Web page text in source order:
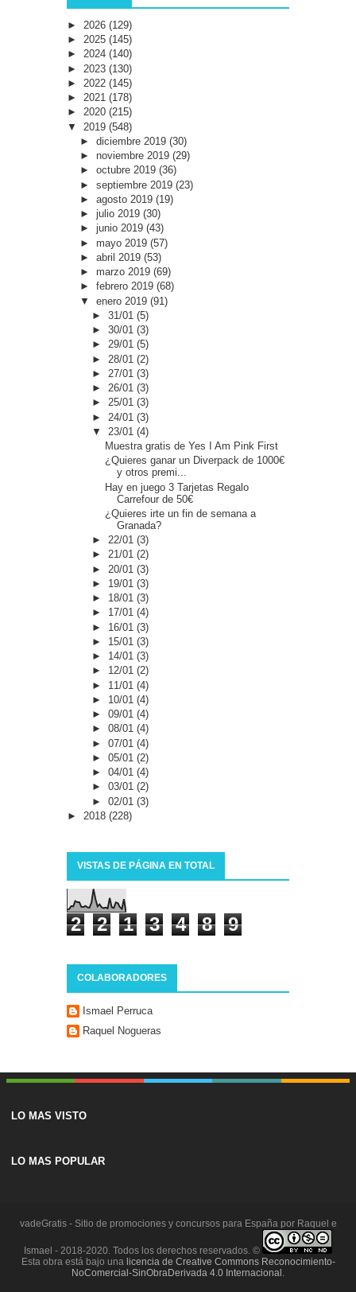
► 2026 (129)
► 2025 (145)
► 2024 (140)
► 2023 (130)
► 2022 (145)
► 2021 (178)
► 2020 (215)
▼ 2019 (548)
► diciembre 2019 (30)
► noviembre 2019 (29)
► octubre 2019 (36)
► septiembre 2019 (23)
► agosto 2019 (19)
► julio 2019 (30)
► junio 2019 (43)
► mayo 2019 (57)
► abril 2019 (53)
► marzo 2019 (69)
► febrero 2019 (68)
▼ enero 2019 (91)
►31/01(5)
►30/01(3)
►29/01(5)
► 28/01(2)
► 27/01(3)
►26/01(3)
►25/01(3)
► 24/01(3)
▼ 23/01(4)
Muestra gratis de Yes I Am Pink First
¿Quieres ganar un Diverpack de 1000€
y otros premi...
Hay en juego 3 Tarjetas Regalo
Carrefour de 50€
¿Quieres irte un fin de semana a
Granada?
►22/01(3)
►21/01(2)
► 20/01(3)
► 19/01(3)
► 18/01(3)
► 17/01(4)
► 16/01(3)
► 15/01(3)
► 14/01(3)
► 12/01(2)
► 11/01(4)
► 10/01(4)
►09/01(4)
►08/01(4)
►07/01(4)
►05/01(2)
►04/01(4)
►03/01(2)
►02/01(3)
► 2018 (228)
VISTAS DE PÁGINA EN TOTAL
2 2 1 3 4 8 9
COLABORADORES
Ismael Perruca
Raquel Nogueras
LO MAS VISTO
LO MAS POPULAR
vadeGratis - Sitio de promociones y concursos para España por Raquel e
Ismael - 2018-2020. Todos los derechos reservados. ©
Esta obra está bajo una licencia de Creative Commons Reconocimiento-
NoComercial-SinObraDerivada 4.0 Internacional .